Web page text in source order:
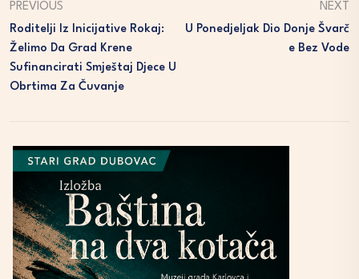
PREVIOUS
Roditelji Iz Inicijative Rokaj:
Želimo Da Grad Krene
Sufinancirati Smještaj Djece U
Obrtima Za Čuvanje
NEXT
U Ponedjeljak Dio Donje Švarč
E Bez Vode